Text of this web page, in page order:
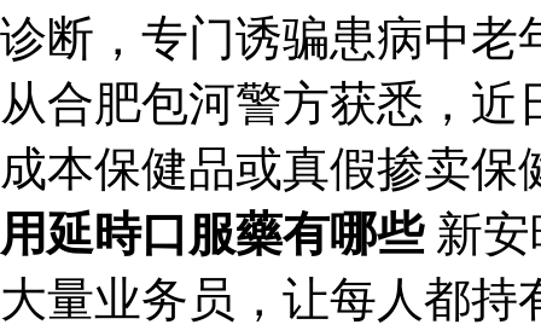
诊断，专门诱骗患病中
从合肥包河警方获悉，
成本保健品或真假掺卖
用延時口服藥有哪些新安
大量业务员，让每人都持